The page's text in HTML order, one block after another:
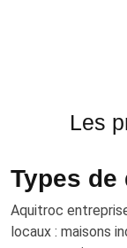
Les
Types
Aquitroc
locaux : maisons